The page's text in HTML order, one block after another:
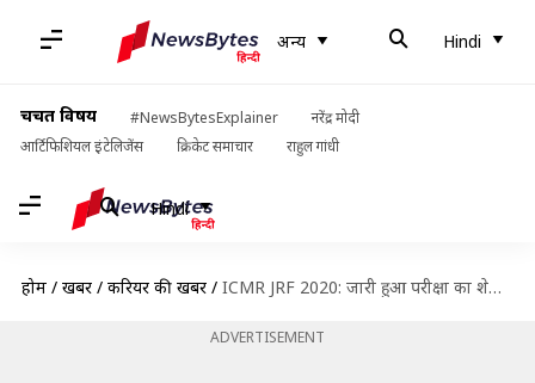
अन्य Hindi
चर्चित विषय #NewsBytesExplainer
नरेंद्र मोदी
आर्टिफिशियल इंटेलिजेंस
क्रिकेट समाचार राहुल गांधी
Hindi
होम / खबरें / करियर की खबरें / ICMR JRF 2020: जारी हुआ परीक्षा का शेड्यूल, 27 अप्रैल से शुरू होंगे आवेदन
ADVERTISEMENT